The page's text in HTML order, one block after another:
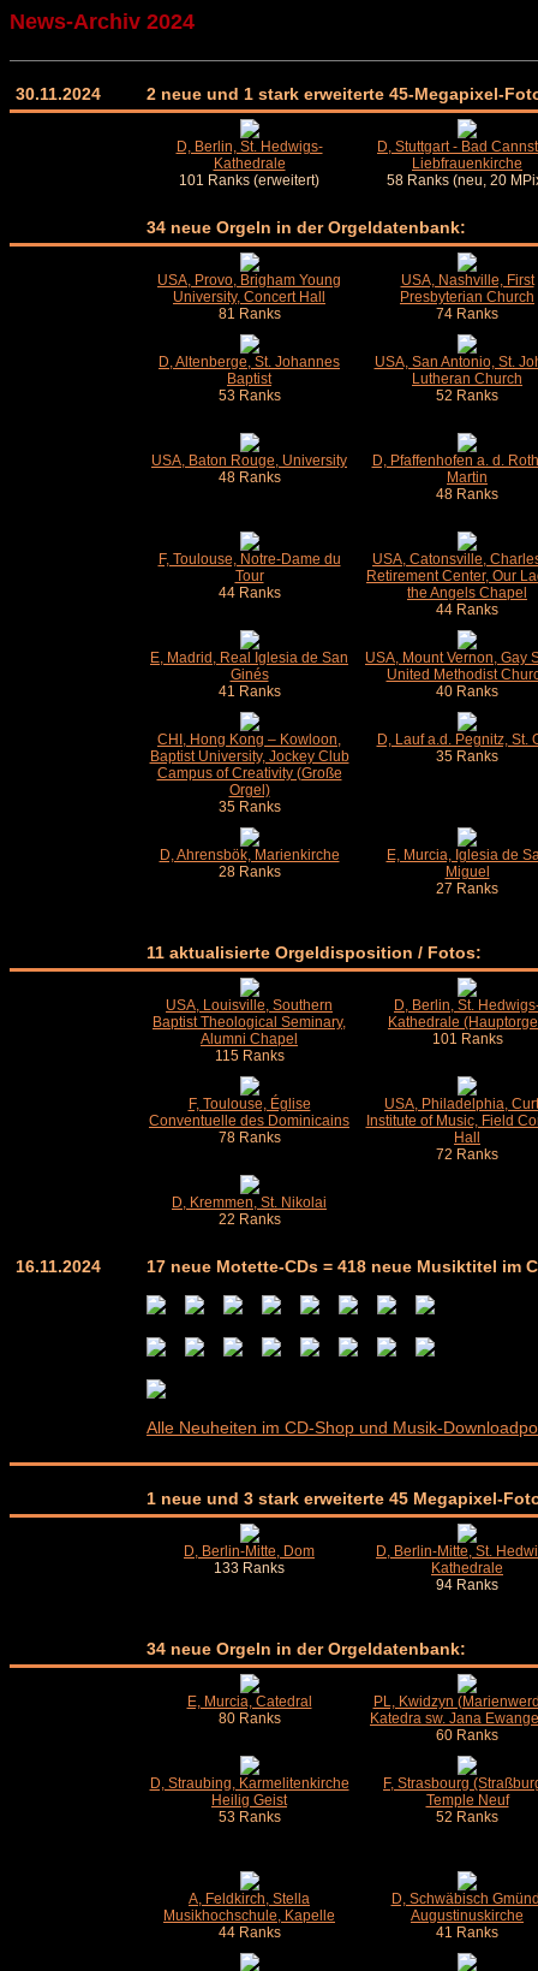
News-Archiv 2024
30.11.2024 2 neue und 1 stark erweiterte 45-Megapixel-
D, Berlin, St. Hedwigs-
Kathedrale
101 Ranks (erweitert)
D, Stuttgart - Bad
Liebfrauenkirche
58 Ranks (neu, 20
34 neue Orgeln in der Orgeldatenbank:
USA, Provo, Brigham Young
University, Concert Hall
81 Ranks
USA, Nashville, First
Presbyterian Church
74 Ranks
D, Altenberge, St. Johannes
Baptist
53 Ranks
USA, San Antonio, St.
Lutheran Church
52 Ranks
USA, Baton Rouge, University
48 Ranks
D, Pfaffenhofen a. d.
Martin
48 Ranks
F, Toulouse, Notre-Dame du
Tour
44 Ranks
USA, Catonsville,
Retirement Center, Our
the Angels Chapel
44 Ranks
E, Madrid, Real Iglesia de San
Ginés
41 Ranks
USA, Mount Vernon, Gay
United Methodist
40 Ranks
CHI, Hong Kong – Kowloon,
Baptist University, Jockey Club
Campus of Creativity (Große
Orgel)
35 Ranks
D, Lauf a.d. Pegnitz, St.
35 Ranks
D, Ahrensbök, Marienkirche
28 Ranks
E, Murcia, Iglesia de
Miguel
27 Ranks
11 aktualisierte Orgeldisposition / Fotos:
USA, Louisville, Southern
Baptist Theological Seminary,
Alumni Chapel
115 Ranks
D, Berlin, St.
Kathedrale
101 Ranks
F, Toulouse, Église
Conventuelle des Dominicains
78 Ranks
USA, Philadelphia,
Institute of Music, Field
Hall
72 Ranks
D, Kremmen, St. Nikolai
22 Ranks
16.11.2024 17 neue Motette-CDs = 418 neue Musiktitel im
Alle Neuheiten im CD-Shop und Musik-
1 neue und 3 stark erweiterte 45 Megapixel-
D, Berlin-Mitte, Dom
133 Ranks
D, Berlin-Mitte, St.
Kathedrale
94 Ranks
34 neue Orgeln in der Orgeldatenbank:
E, Murcia, Catedral
80 Ranks
PL, Kwidzyn
Katedra sw. Jana
60 Ranks
D, Straubing, Karmelitenkirche
Heilig Geist
53 Ranks
F, Strasbourg
Temple Neuf
52 Ranks
A, Feldkirch, Stella
Musikhochschule, Kapelle
44 Ranks
D, Schwäbisch
Augustinuskirche
41 Ranks